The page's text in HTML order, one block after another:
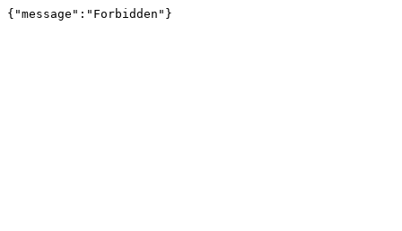
{"message":"Forbidden"}